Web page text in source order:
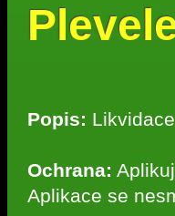
Popis:
Ochrana:
Aplikace se